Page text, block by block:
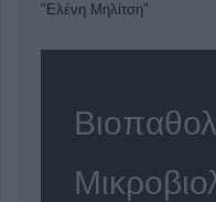
"Ελένη Μηλίτση"